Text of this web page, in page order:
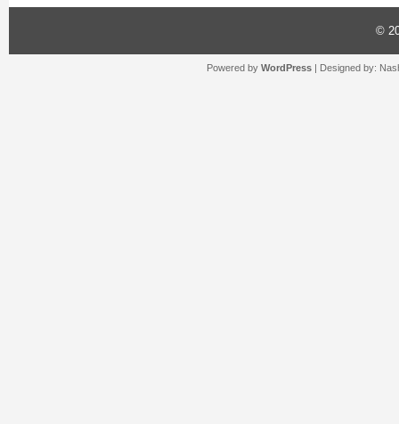
©
Powered by WordPress | Designed by: